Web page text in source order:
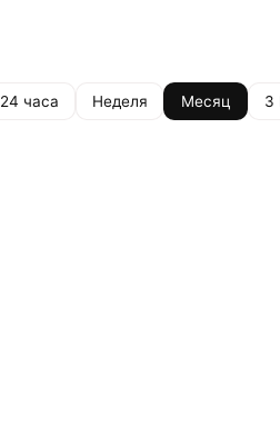
24 часа Неделя Месяц 3